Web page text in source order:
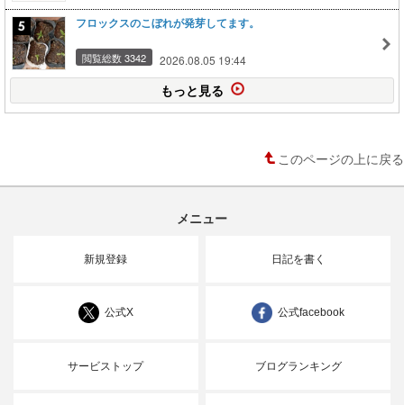
フロックスのこぼれが発芽してます。
閲覧総数 3342 2026.08.05 19:44
もっと見る
このページの上に戻る
メニュー
新規登録 日記を書く
公式X 公式facebook
サービストップ ブログランキング